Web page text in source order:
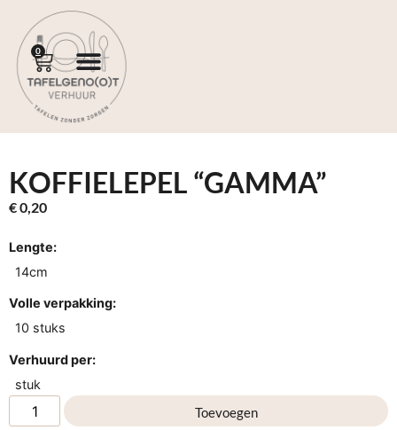
0
KOFFIELEPEL “GAMMA”
€0,20
Lengte:
14cm
Volle verpakking:
10 stuks
Verhuurd per:
stuk
Toevoegen